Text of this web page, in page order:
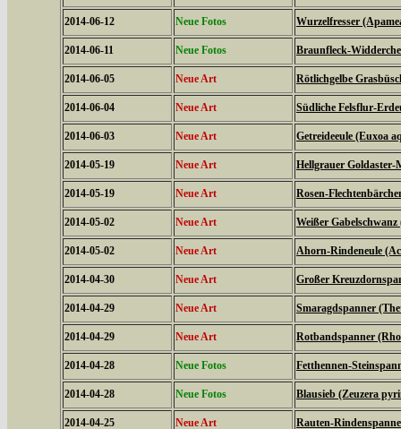
2014-06-12 Neue Fotos Wurzelfresser
2014-06-11 Neue Fotos Braunfleck-
2014-06-05 Neue Art Rötlichgelbe
2014-06-04 Neue Art Südliche Felsflur-
2014-06-03 Neue Art Getreideeule (Euxoa
2014-05-19 Neue Art Hellgrauer
2014-05-19 Neue Art Rosen-
2014-05-02 Neue Art Weißer
2014-05-02 Neue Art Ahorn-Rindeneule
2014-04-30 Neue Art Großer
2014-04-29 Neue Art Smaragdspanner
2014-04-29 Neue Art Rotbandspanner
2014-04-28 Neue Fotos Fetthennen-
2014-04-28 Neue Fotos Blausieb (Zeuzera
2014-04-25 Neue Art Rauten-